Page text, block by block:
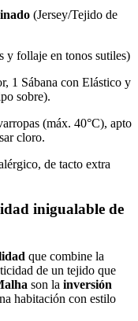
(Jersey/Tejido de
y follaje en tonos sutiles)
1 Sábana con Elástico y
sobre).
(máx. 40°C), apto
cloro.
de tacto extra
inigualable de
que combine la
de un tejido que
son la inversión
habitación con estilo